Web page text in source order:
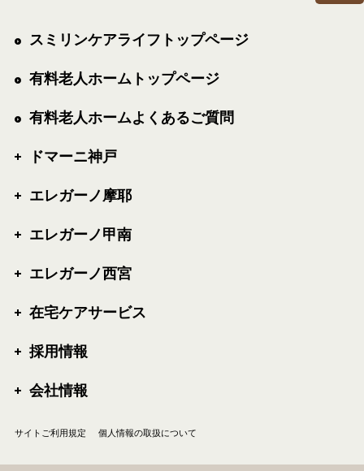
スミリンケアライフトップページ
有料老人ホームトップページ
有料老人ホームよくあるご質問
ドマーニ神戸
エレガーノ摩耶
エレガーノ甲南
エレガーノ西宮
在宅ケアサービス
採用情報
会社情報
サイトご利用規定 個人情報の取扱について